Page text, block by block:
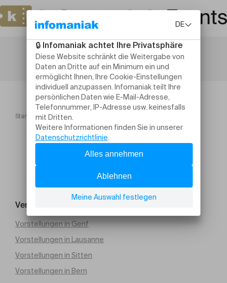
Startseite Masterclass : Prendre soin de ses vêtements.
Veranstaltung suchen
Vorstellungen in Genf
Vorstellungen in Lausanne
Vorstellungen in Sitten
Vorstellungen in Bern